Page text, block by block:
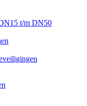
t/m DN50